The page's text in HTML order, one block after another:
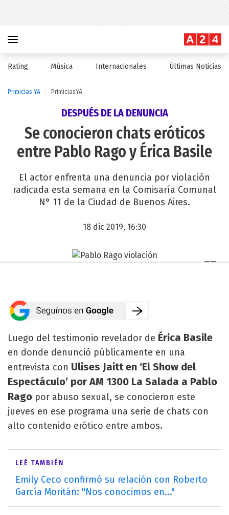
Rating Música Internacionales Últimas Noticias
Primicias YA PrimiciasYA
DESPUÉS DE LA DENUNCIA
Se conocieron chats eróticos
entre Pablo Rago y Érica Basile
El actor enfrenta una denuncia por violación
radicada esta semana en la Comisaría Comunal
N° 11 de la Ciudad de Buenos Aires.
18 dic 2019, 16:30
Luego del testimonio revelador de Érica Basile
en donde denunció públicamente en una
entrevista con Ulises Jaitt en ‘El Show del
Espectáculo’ por AM 1300 La Salada a Pablo
Rago por abuso sexual, se conocieron este
jueves en ese programa una serie de chats con
alto contenido erótico entre ambos.
LEÉ TAMBIÉN
Emily Ceco confirmó su relación con Roberto
García Moritán: "Nos conocimos en..."